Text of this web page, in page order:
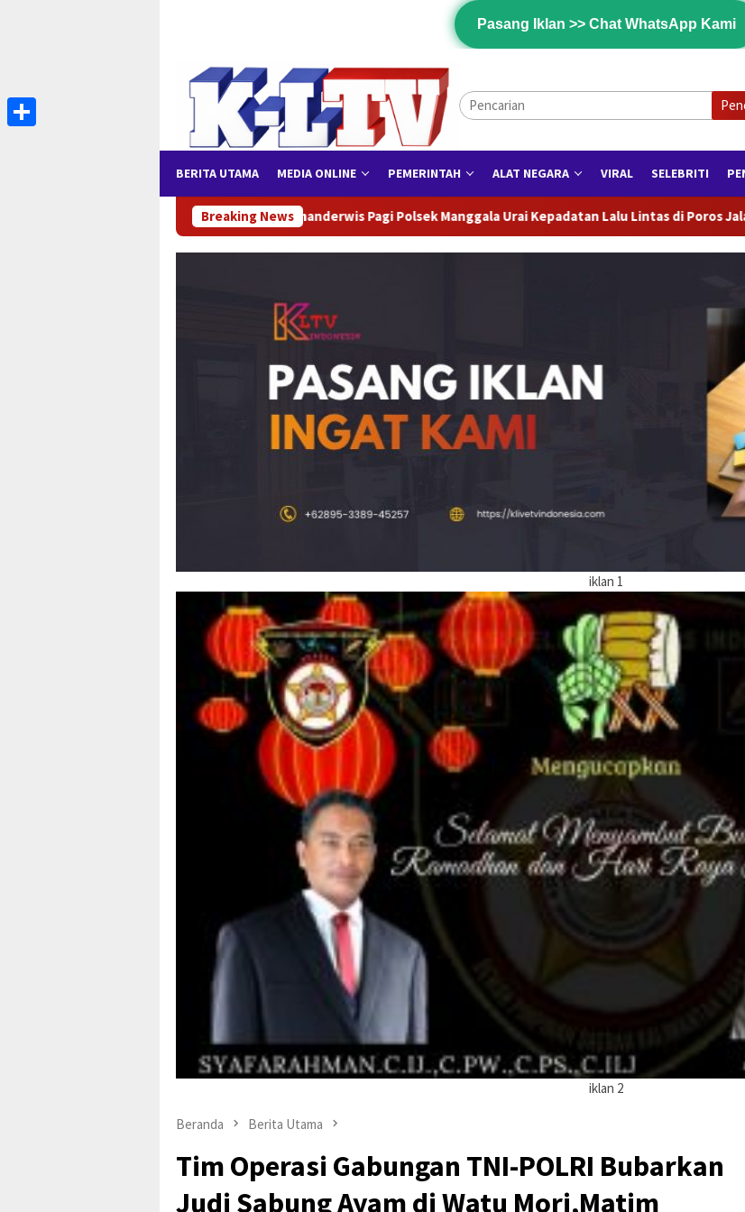
Pasang Iklan >> Chat WhatsApp Kami
BERITA UTAMA MEDIA ONLINE PEMERINTAH ALAT NEGARA VIRAL SELEBRITI
Breaking News
Komanderwis Pagi Polsek Manggala Urai Kepadatan Lalu Lintas di Poros Jalan Antang Raya FKR Soroti
iklan 1
iklan 2
Beranda Berita Utama
Tim Operasi Gabungan TNI-POLRI Bubarkan
Judi Sabung Ayam di Watu Mori,Matim